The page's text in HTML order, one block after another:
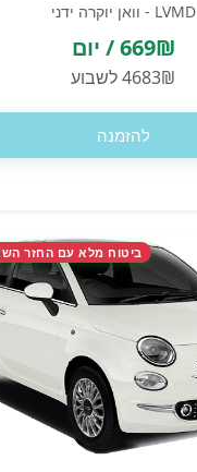
LVMD - וואן יוקרה ידני
669₪ / יום
4683₪ לשבוע
להזמנה
ביטוח מלא עם החזר